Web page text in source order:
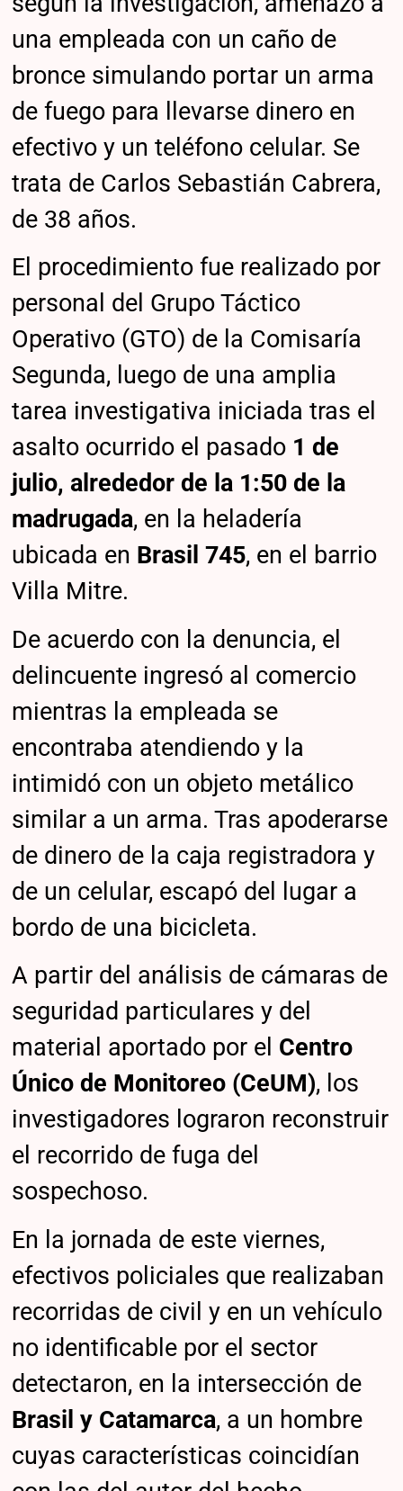
una empleada con un caño de
bronce simulando portar un arma
de fuego para llevarse dinero en
efectivo y un teléfono celular. Se
trata de Carlos Sebastián Cabrera,
de 38 años.
El procedimiento fue realizado por
personal del Grupo Táctico
Operativo (GTO) de la Comisaría
Segunda, luego de una amplia
tarea investigativa iniciada tras el
asalto ocurrido el pasado 1 de
julio, alrededor de la 1:50 de la
madrugada, en la heladería
ubicada en Brasil 745, en el barrio
Villa Mitre.
De acuerdo con la denuncia, el
delincuente ingresó al comercio
mientras la empleada se
encontraba atendiendo y la
intimidó con un objeto metálico
similar a un arma. Tras apoderarse
de dinero de la caja registradora y
de un celular, escapó del lugar a
bordo de una bicicleta.
A partir del análisis de cámaras de
seguridad particulares y del
material aportado por el Centro
Único de Monitoreo (CeUM), los
investigadores lograron reconstruir
el recorrido de fuga del
sospechoso.
En la jornada de este viernes,
efectivos policiales que realizaban
recorridas de civil y en un vehículo
no identificable por el sector
detectaron, en la intersección de
Brasil y Catamarca, a un hombre
cuyas características coincidían